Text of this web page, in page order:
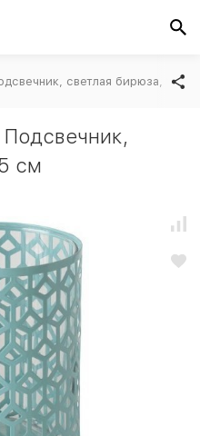
светлая бирюза, 15.5
см